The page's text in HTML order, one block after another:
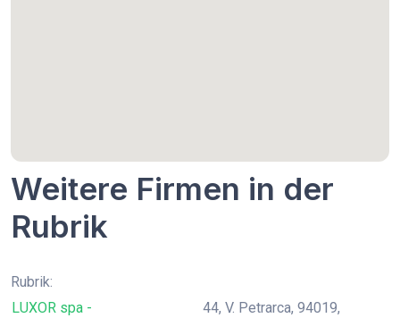
Weitere Firmen in der
Rubrik
Rubrik:
LUXOR spa -
44, V. Petrarca, 94019,